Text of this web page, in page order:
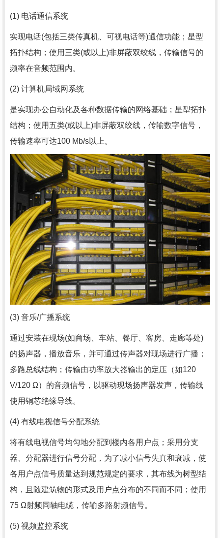
(1) 电话通信系统
实现电话(包括三类传真机、可视电话等)通信功能；星型
拓扑结构；使用三类(或以上)非屏蔽双绞线，传输信号的
频率在音频范围内。
(2) 计算机局域网系统
是实现办公自动化及各种数据传输的网络基础；星型拓扑
结构；使用五类(或以上)非屏蔽双绞线，传输数字信号，
传输速率可达100 Mb/s以上。
(3) 音乐/广播系统
通过安装在现场(如商场、车站、餐厅、客房、走廊等处)
的扬声器，播放音乐，并可通过传声器对现场进行广播；
多路总线结构；传输由功率放大器输出的定压（如120
V/120 Ω）的音频信号，以驱动现场扬声器发声，传输线
使用铜芯绝缘导线。
(4) 有线电视信号分配系统
将有线电视信号均匀地分配到楼内各用户点；采用分支
器、分配器进行信号分配，为了减小信号失真和衰减，使
各用户点信号质量达到规范规定的要求，其布线为树型结
构，且随建筑物的形式及用户点分布的不同而不同；使用
75 Ω射频同轴电缆，传输多路射频信号。
(5) 视频监控系统